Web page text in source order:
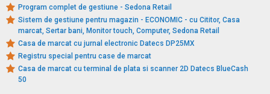
Program complet de gestiune - Sedona Retail
Sistem de gestiune pentru magazin - ECONOMIC - cu Cititor, Casa
marcat, Sertar bani, Monitor touch, Computer, Sedona Retail
Casa de marcat cu jurnal electronic Datecs DP25MX
Registru special pentru case de marcat
Casa de marcat cu terminal de plata si scanner 2D Datecs BlueCash
50